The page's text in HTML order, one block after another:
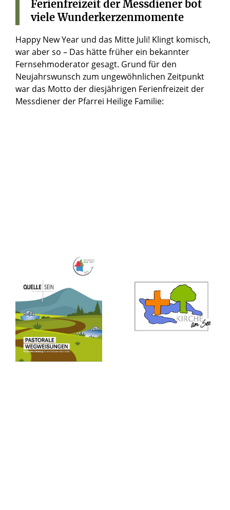
Ferienfreizeit der Messdiener bot
viele Wunderkerzenmomente
Happy New Year und das Mitte Juli! Klingt komisch,
war aber so – Das hätte früher ein bekannter
Fernsehmoderator gesagt. Grund für den
Neujahrswunsch zum ungewöhnlichen Zeitpunkt
war das Motto der diesjährigen Ferienfreizeit der
Messdiener der Pfarrei Heilige Familie: